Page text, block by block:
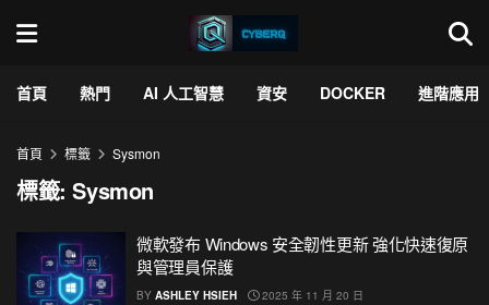
首頁 熱門 AI 人工智慧 資安 DOCKER 進階應用
首頁 標籤 Sysmon
標籤:Sysmon
微軟發布 Windows 安全韌性更新 強化快速復原
與管理員保護
BY ASHLEY HSIEH 2025 年 11 月 20 日